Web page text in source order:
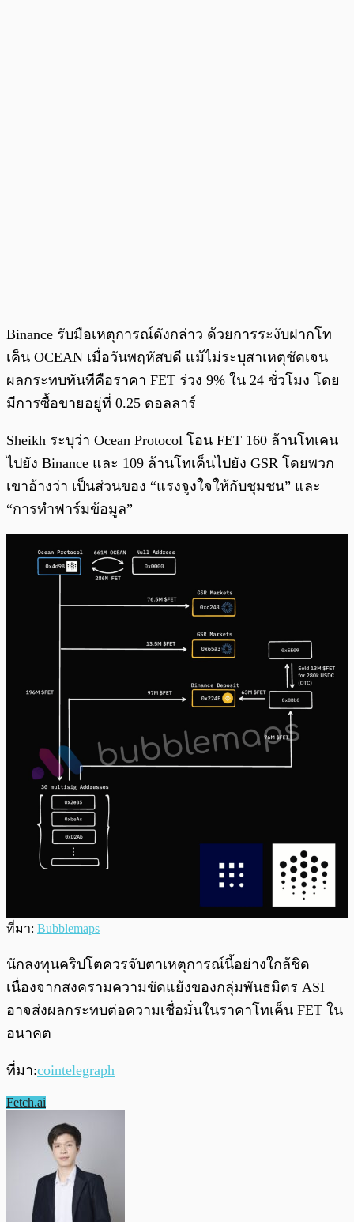
Binance รับมือเหตุการณ์ดังกล่าว ด้วยการระงับฝากโท
เค็น OCEAN เมื่อวันพฤหัสบดี แม้ไม่ระบุสาเหตุชัดเจน
ผลกระทบทันทีคือราคา FET ร่วง 9% ใน 24 ชั่วโมง โดย
มีการซื้อขายอยู่ที่ 0.25 ดอลลาร์
Sheikh ระบุว่า Ocean Protocol โอน FET 160 ล้านโทเคน
ไปยัง Binance และ 109 ล้านโทเค็นไปยัง GSR โดยพวก
เขาอ้างว่า เป็นส่วนของ “แรงจูงใจให้กับชุมชน” และ
“การทำฟาร์มข้อมูล”
ที่มา: Bubblemaps
นักลงทุนคริปโตควรจับตาเหตุการณ์นี้อย่างใกล้ชิด
เนื่องจากสงครามความขัดแย้งของกลุ่มพันธมิตร ASI
อาจส่งผลกระทบต่อความเชื่อมั่นในราคาโทเค็น FET ใน
อนาคต
ที่มา:cointelegraph
Fetch.ai